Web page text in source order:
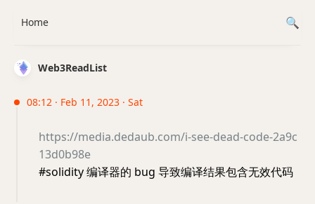
Web3ReadList
08:12 · Feb 11, 2023 · Sat
https://media.dedaub.com/i-see-dead-code-2a9c
13d0b98e
#solidity 编译器的 bug 导致编译结果包含无效代码
Home